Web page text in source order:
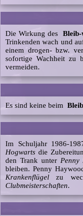
Die Wirkung des
Trinkenden wach und
einem drogen- bzw.
sofortige Wachheit zu
vermeiden.
Es sind keine beim
Im Schuljahr 1986-
Hogwarts die
den Trank unter Penny
bleiben. Penny
Krankenflügel zu
Clubmeisterschaften.